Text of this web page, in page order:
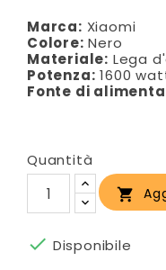
Marca: Xiaomi
Colore: Nero
Materiale: Lega
Potenza: 1600
Fonte di
Quantità

 Disponibile